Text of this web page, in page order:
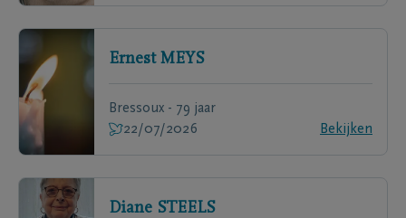
Ernest MEYS
Bressoux - 79 jaar
22/07/2026
Bekijken
Diane STEELS